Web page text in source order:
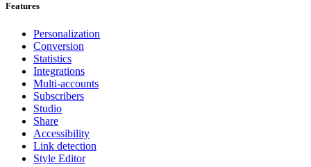
Features
Personalization
Conversion
Statistics
Integrations
Multi-accounts
Subscribers
Studio
Share
Accessibility
Link detection
Style Editor